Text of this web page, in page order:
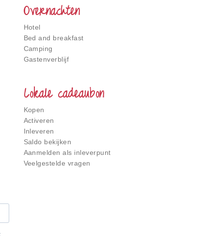
Overnachten
Hotel
Bed and breakfast
Camping
Gastenverblijf
Lokale cadeaubon
Kopen
Activeren
Inleveren
Saldo bekijken
Aanmelden als inleverpunt
Veelgestelde vragen